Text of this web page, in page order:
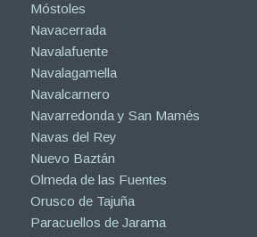
Móstoles
Navacerrada
Navalafuente
Navalagamella
Navalcarnero
Navarredonda y San Mamés
Navas del Rey
Nuevo Baztán
Olmeda de las Fuentes
Orusco de Tajuña
Paracuellos de Jarama